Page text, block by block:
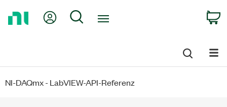
My Account
Search
NI-DAQmx - LabVIEW-API-Referenz